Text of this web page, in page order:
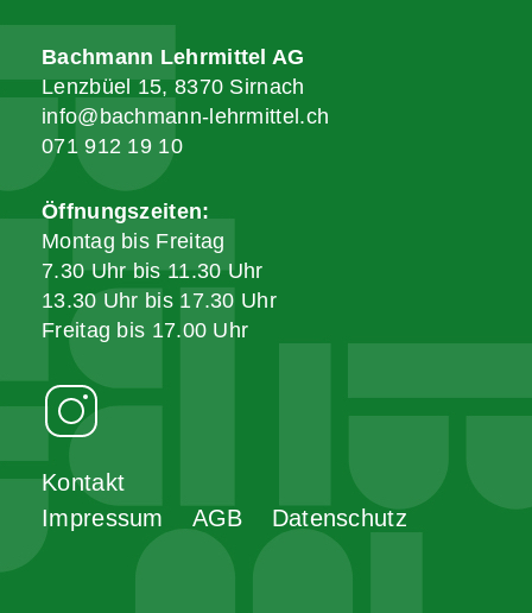
Kontakt
Impressum
AGB Datenschutz
Bachmann Lehrmittel AG
Lenzbüel 15, 8370 Sirnach
info@bachmann-lehrmittel.ch
071 912 19 10
Öffnungszeiten:
Montag bis Freitag
7.30 Uhr bis 11.30 Uhr
13.30 Uhr bis 17.30 Uhr
Freitag bis 17.00 Uhr